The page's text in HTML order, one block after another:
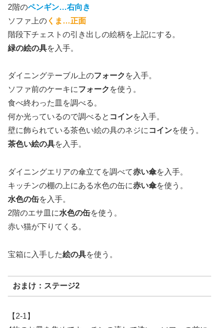
2階のペンギン…右向き
ソファ上の くま…正面
階段下チェストの引き出しの絵柄を上記にする。
緑の絵の具を入手。
ダイニングテーブル上のフォーク を入手。
ソファ前のケーキにフォーク を使う。
食べ終わった皿を調べる。
何か光っているので調べると コインを入手。
壁に飾られている茶色い絵の具のネジにコインを使う。
茶色い絵の具を入手。
ダイニングエリアの傘立てを調べて赤い傘を入手。
キッチンの棚の上にある水色の缶に赤い傘を使う。
水色の缶を入手。
2階のエサ皿に水色の缶を使う。
赤い猫が下りてくる。
宝箱に入手した絵の具を使う。
おまけ：ステージ2
【2-1】